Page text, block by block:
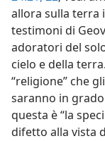
allora sulla terra
testimoni di
adoratori del
cielo e della
“religione” che
saranno in
questa è “la
difetto alla vista